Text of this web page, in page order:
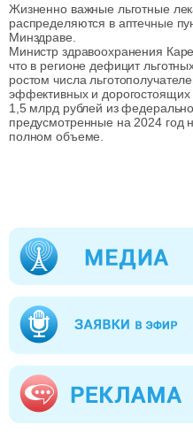
Жизненно важные льготные
распределяются в аптечные
Минздраве.
Министр здравоохранения
что в регионе дефицит
ростом числа
эффективных и
1,5 млрд рублей из
предусмотренные на 2024 год
полном объеме.